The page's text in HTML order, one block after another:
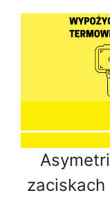
zaciskach